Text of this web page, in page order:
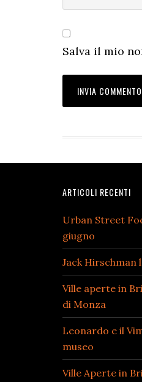
Salva il mio
ARTICOLI RECENTI
Urban Street
giugno
Jack Hirschman
Ville aperte in
di Monza
Leonardo e il
museo
Ville Aperte in